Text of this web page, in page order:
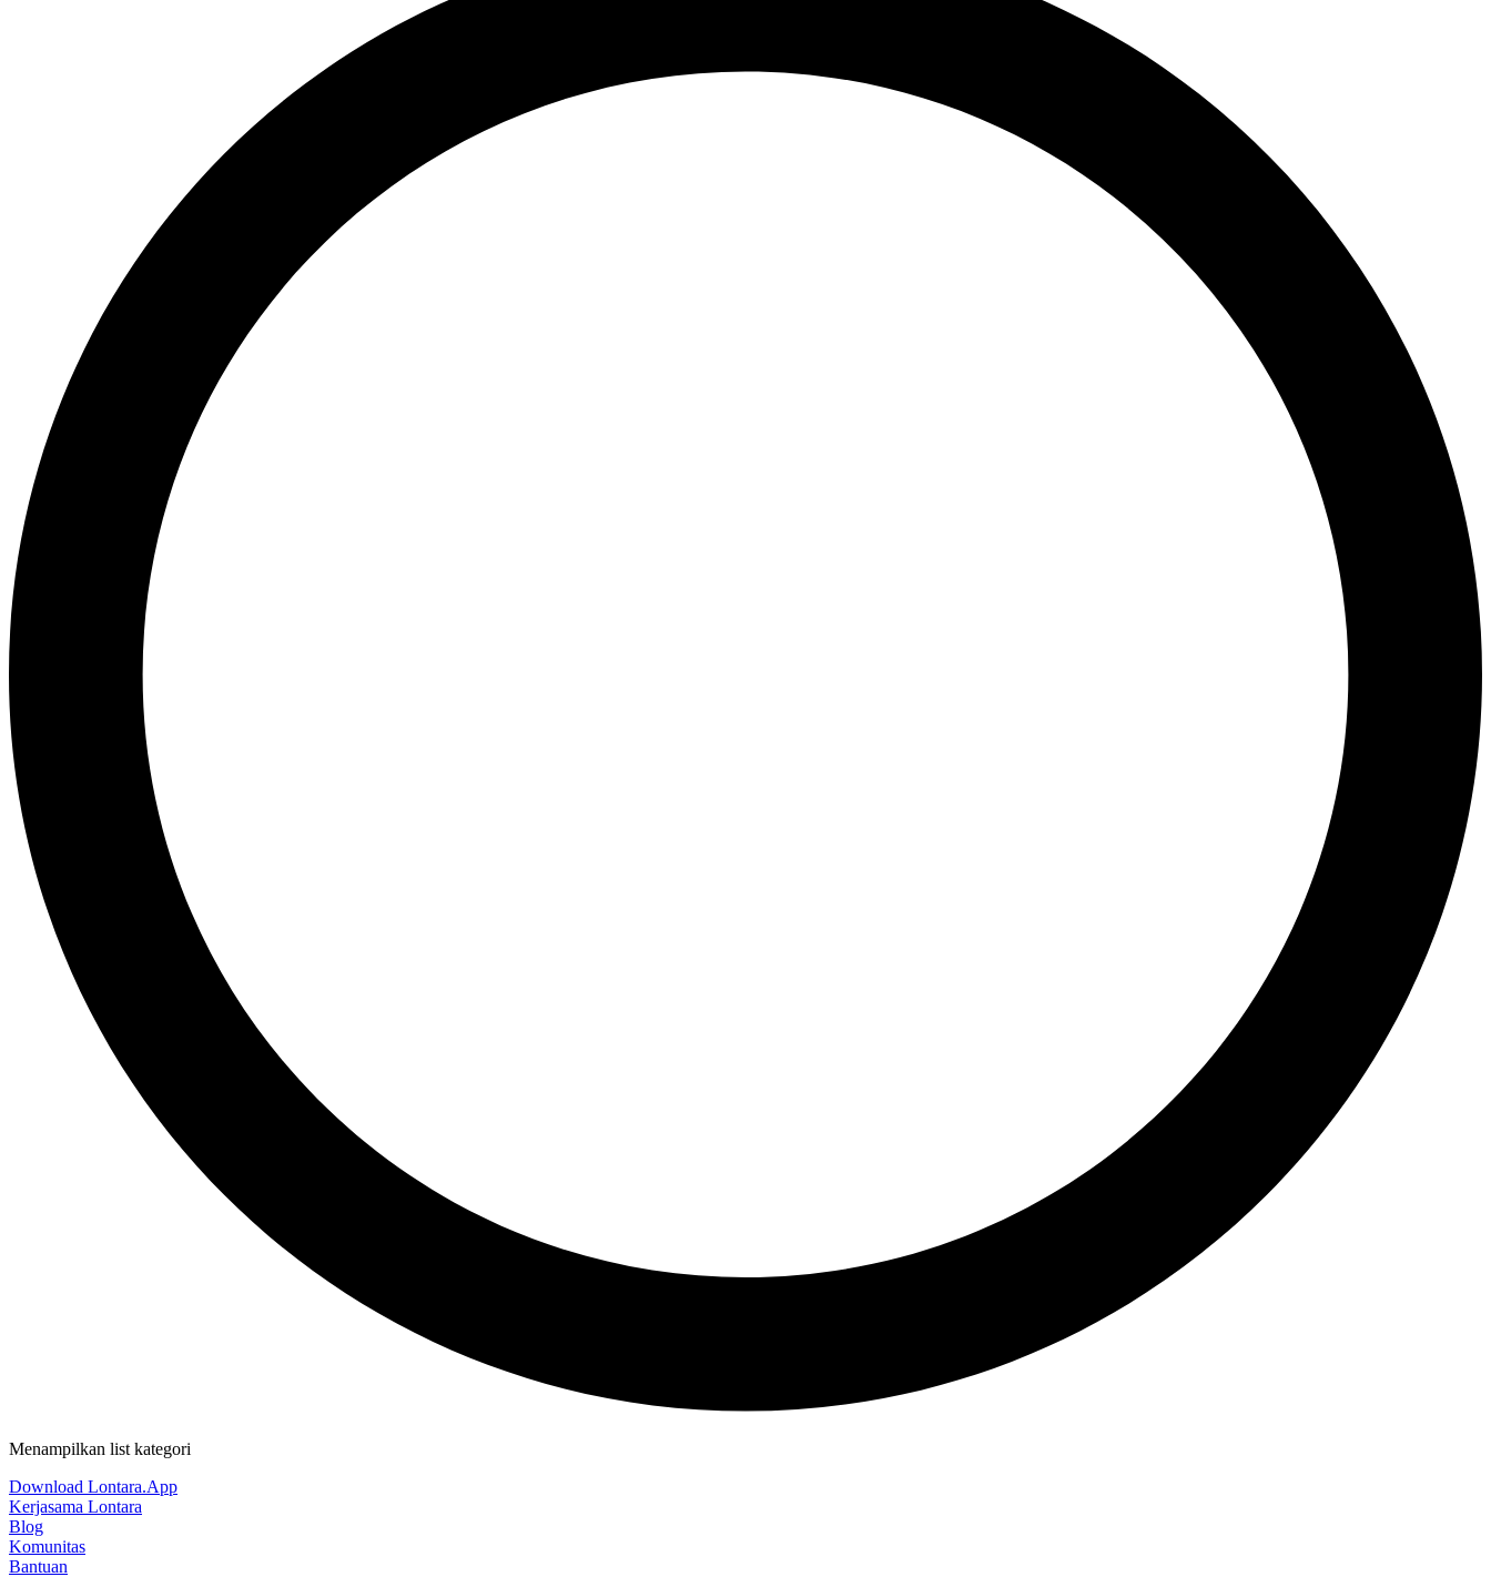
Menampilkan list kategori
Download Lontara.App
Kerjasama Lontara
Blog
Komunitas
Bantuan